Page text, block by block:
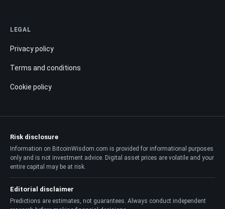
LEGAL
Privacy policy
Terms and conditions
Cookie policy
Risk disclosure
Information on BitcoinWisdom.com is provided for informational purposes
only and is not investment advice. Digital asset prices are volatile and your
entire capital may be at risk.
Editorial disclaimer
Predictions are estimates, not guarantees. Always conduct independent